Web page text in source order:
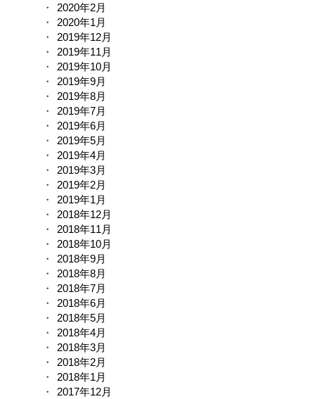
2020年2月
2020年1月
2019年12月
2019年11月
2019年10月
2019年9月
2019年8月
2019年7月
2019年6月
2019年5月
2019年4月
2019年3月
2019年2月
2019年1月
2018年12月
2018年11月
2018年10月
2018年9月
2018年8月
2018年7月
2018年6月
2018年5月
2018年4月
2018年3月
2018年2月
2018年1月
2017年12月